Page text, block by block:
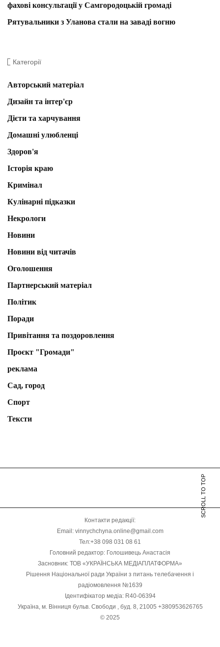
фахові консультації у Самгородоцькій громаді
Рятувальники з Уланова стали на заваді вогню
Категорії
Авторський матеріал
Дизайн та інтер'єр
Дієти та харчування
Домашні улюбленці
Здоров'я
Історія краю
Кримінал
Кулінарні підказки
Некрологи
Новини
Новини від читачів
Оголошення
Партнерський матеріал
Політик
Поради
Привітання та поздоровлення
Проєкт "Громади"
реклама
Сад, город
Спорт
Тексти
SCROLL TO TOP
Контакти редакції:
Email: vinnychchyna.online@gmail.com
Тел:+38 098 031 08 61
Головний редактор: Голошивець Анастасія
Засновник: ТОВ «УКРАЇНСЬКА МЕДІАПЛАТФОРМА»
Рішення Національної ради України з питань телебачення і
радіомовлення №1639
Ідентифікатор медіа: R40-06394
Україна, м. Вінниця бульв. Свободи , буд. 8, 21005 +380953626765
© 2025